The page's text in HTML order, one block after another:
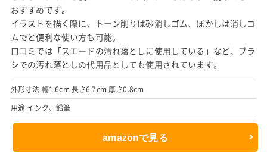
おすすめです。
イラストを描く際に、トーン削りは砂消しゴム、ぼかしは消しゴ
ムでと便利な使い方も可能。
口コミでは「スエードの汚れ落としに使用している」など、ブラ
シでの汚れ落としの代用品としても使用されています。
外形寸法 幅1.6cm 長さ6.7cm 厚さ0.8cm
用途 インク、鉛筆
amazonで見る